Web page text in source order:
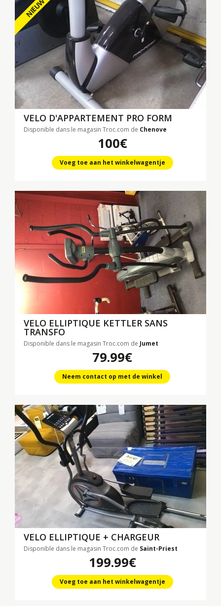
NIEUW
VELO D'APPARTEMENT PRO FORM
Disponible dans le magasin Troc.com de Chenove
100€
Voeg toe aan het winkelwagentje
VELO ELLIPTIQUE KETTLER SANS
TRANSFO
Disponible dans le magasin Troc.com de Jumet
79.99€
Neem contact op met de winkel
VELO ELLIPTIQUE + CHARGEUR
Disponible dans le magasin Troc.com de Saint-Priest
199.99€
Voeg toe aan het winkelwagentje